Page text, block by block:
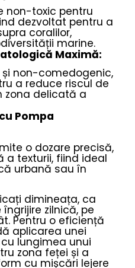
non-toxic pentru
dezvoltat pentru a
coralilor,
marine.
Maximă:
non-comedogenic,
a reduce riscul de
zona delicată a
Pompa
o dozare precisă,
a texturii, fiind ideal
urbană sau în
dimineața, ca
zilnică, pe
Pentru o eficiență
aplicarea unei
lungimea unui
zona feței și a
cu mișcări lejere